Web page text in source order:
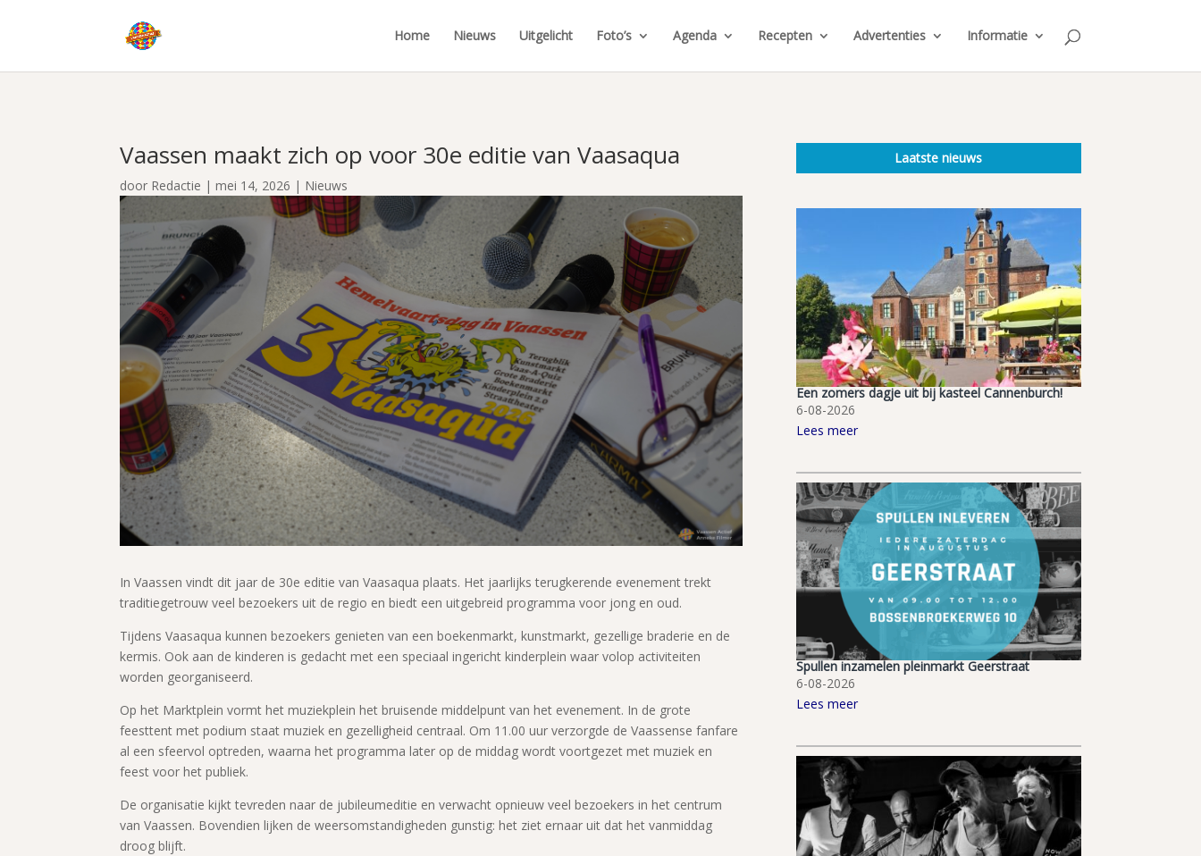
Home Nieuws Uitgelicht Foto’s Agenda Recepten Advertenties Informatie
Vaassen maakt zich op voor 30e editie van Vaasaqua
door Redactie |mei 14, 2026 | Nieuws
InVaassen vindt dit jaar de 30e editie van Vaasaqua plaats. Het jaarlijks terugkerende evenement trekt
traditiegetrouw veel bezoekers uit de regio en biedt een uitgebreid programma voor jong en oud.
Tijdens Vaasaqua kunnen bezoekers genieten van een boekenmarkt, kunstmarkt, gezellige braderie en de
kermis. Ook aan de kinderen is gedacht met een speciaal ingericht kinderplein waar volop activiteiten
worden georganiseerd.
Op het Marktplein vormt het muziekplein het bruisende middelpunt van het evenement. In de grote
feesttent met podium staat muziek en gezelligheid centraal. Om 11.00 uur verzorgde de Vaassense fanfare
al een sfeervol optreden, waarna het programma later op de middag wordt voortgezet met muziek en
feest voor het publiek.
De organisatie kijkt tevreden naar de jubileumeditie en verwacht opnieuw veel bezoekers in het centrum
van Vaassen. Bovendien lijken de weersomstandigheden gunstig: het ziet ernaar uit dat het vanmiddag
droog blijft.
Laatste nieuws
Een zomers dagje uit bij kasteel Cannenburch!
6-08-2026
Lees meer
Spullen inzamelen pleinmarkt Geerstraat
6-08-2026
Lees meer